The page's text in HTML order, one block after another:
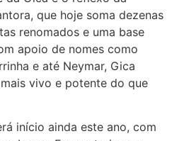
que hoje soma dezenas
renomados e uma base
apoio de nomes como
e até Neymar, Gica
vivo e potente do que
início ainda este ano, com